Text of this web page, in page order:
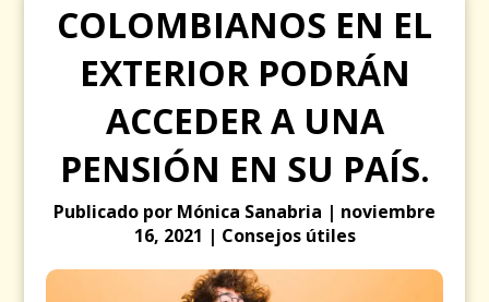
COLOMBIANOS EN EL
EXTERIOR PODRÁN
ACCEDER A UNA
PENSIÓN EN SU PAÍS.
Publicado por Mónica Sanabria | noviembre
16, 2021 | Consejos útiles